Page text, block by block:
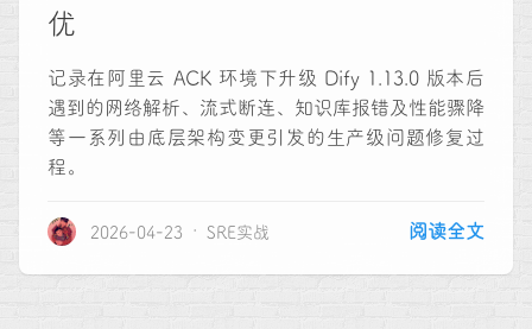
优
记录在阿里云 ACK 环境下升级 Dify 1.13.0 版本后
遇到的网络解析、流式断连、知识库报错及性能骤降
等一系列由底层架构变更引发的生产级问题修复过
程。
2026-04-23 SRE实战 阅读全文